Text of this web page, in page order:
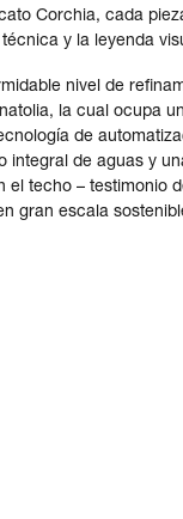
Corchia, cada
y la leyenda
nivel de
la cual ocupa
de
integral de aguas y
el techo – testimonio
gran escala